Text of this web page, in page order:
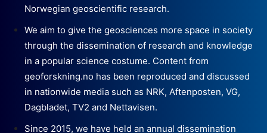
Norwegian geoscientific research.
We aim to give the geosciences more space in society
through the dissemination of research and knowledge
in a popular science costume. Content from
geoforskning.no has been reproduced and discussed
in nationwide media such as NRK, Aftenposten, VG,
Dagbladet, TV2 and Nettavisen.
Since 2015, we have held an annual dissemination